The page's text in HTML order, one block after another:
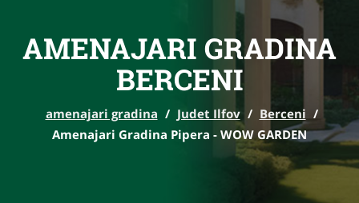
AMENAJARI GRADINA
BERCENI
amenajari gradina / Judet Ilfov / Berceni /
Amenajari Gradina Pipera - WOW GARDEN